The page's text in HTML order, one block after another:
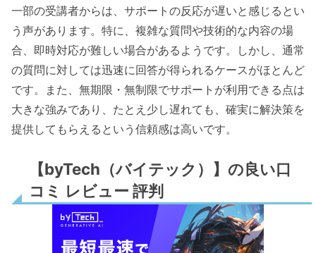
一部の受講者からは、サポートの反応が遅いと感じるとい
う声があります。特に、複雑な質問や技術的な内容の場
合、即時対応が難しい場合があるようです。しかし、通常
の質問に対しては迅速に回答が得られるケースがほとんど
です。また、無期限・無制限でサポートが利用できる点は
大きな強みであり、たとえ少し遅れても、確実に解決策を
提供してもらえるという信頼感は高いです。
【byTech（バイテック）】の良い口
コミ レビュー 評判